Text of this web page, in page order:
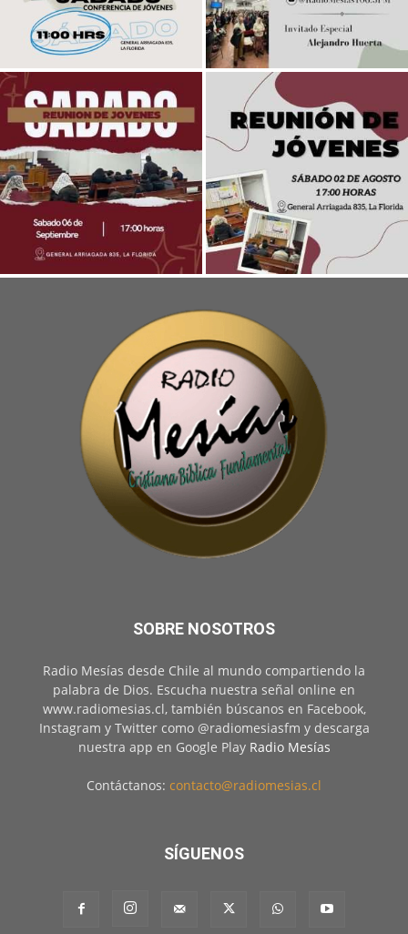
SOBRE NOSOTROS
Radio Mesías desde Chile al mundo compartiendo la
palabra de Dios. Escucha nuestra señal online en
www.radiomesias.cl, también búscanos en Facebook,
Instagram y Twitter como @radiomesiasfm y descarga
nuestra app en Google Play Radio Mesías
Contáctanos: contacto@radiomesias.cl
SÍGUENOS